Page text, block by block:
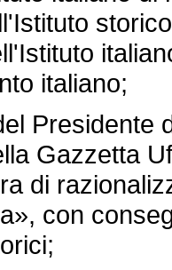
italiano;
Presidente
Gazzetta
di
con